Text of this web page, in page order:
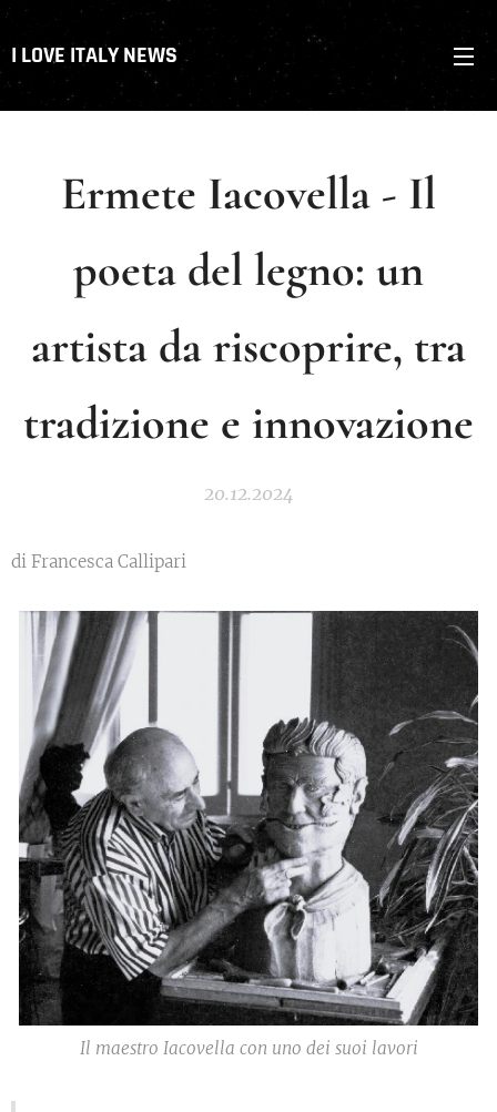
I LOVE ITALY NEWS
Ermete Iacovella - Il
poeta del legno: un
artista da riscoprire, tra
tradizione e innovazione
20.12.2024
di Francesca Callipari
Il maestro Iacovella con uno dei suoi lavori